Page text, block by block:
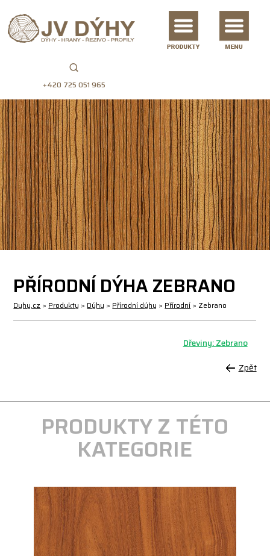
+420 725 051 965
PŘÍRODNÍ DÝHA ZEBRANO
Dyhy.cz > Produkty > Dýhy > Přírodní dýhy > Přírodní > Zebrano
Dřeviny: Zebrano
Zpět
PRODUKTY Z TÉTO
KATEGORIE